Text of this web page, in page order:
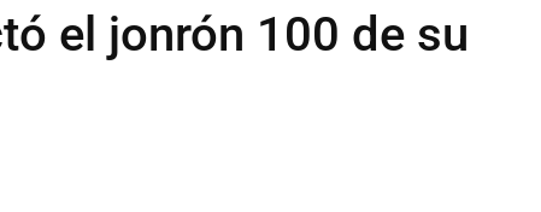
el jonrón 100 de su